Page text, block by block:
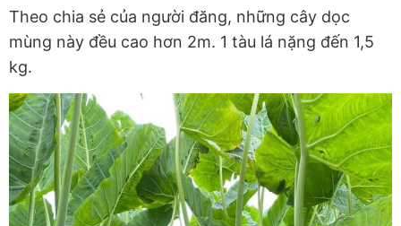
Theo chia sẻ của người đăng, những cây dọc
mùng này đều cao hơn 2m. 1 tàu lá nặng đến 1,5
kg.